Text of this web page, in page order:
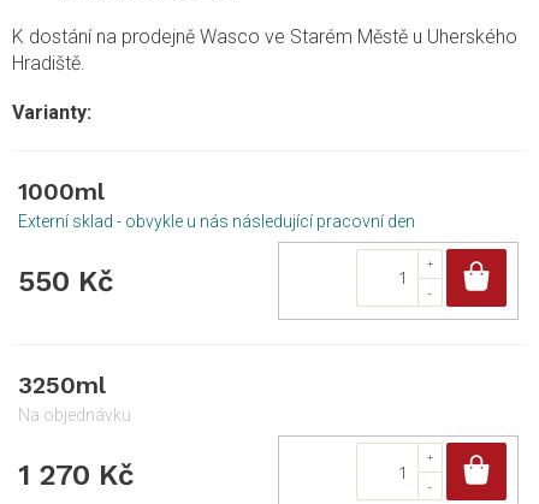
K dostání na prodejně Wasco ve Starém Městě u Uherského
Hradiště.
1000ml
Externí sklad - obvykle u nás následující pracovní den
550 Kč
3250ml
Na objednávku
1 270 Kč